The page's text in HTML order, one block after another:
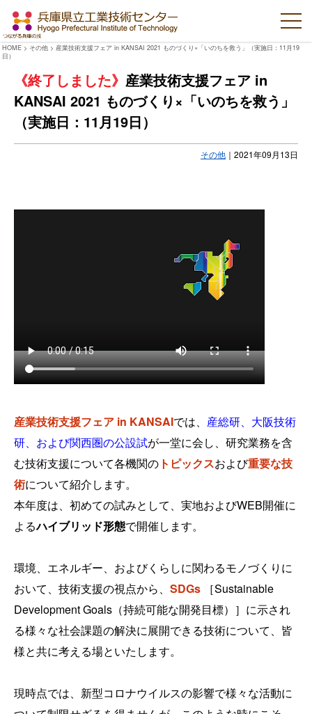
HOME > その他 > 産業技術支援フェア in KANSAI 2021 ものづくり×「いのちを救う」（実施日：11月19
日）
産業技術支援フェア in
KANSAI 2021 ものづくり×「いのちを救う」
（実施日：11月19日）
その他 ｜ 2021年09月13日
産業技術支援フェア in KANSAIでは、 産総研、大阪技術
研、および関西圏の公設試が一堂に会し、研究業務を含
む技術支援について各機関の トピックスおよび重要な技
術について紹介します。
本年度は、初めての試みとして、実地およびWEB開催に
よるハイブリッド形態で開催します。
環境、エネルギー、およびくらしに関わるモノづくりに
おいて、技術支援の視点から、 SDGs ［Sustainable
Development Goals（持続可能な開発目標）］に示され
る様々な社会課題の解決に展開できる技術について、皆
様と共に考える場といたします。
現時点では、新型コロナウイルスの影響で様々な活動に